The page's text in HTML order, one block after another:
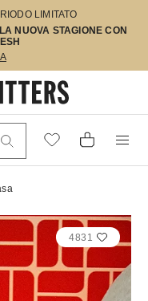
LIMITATO
NUOVA STAGIONE CON
4831